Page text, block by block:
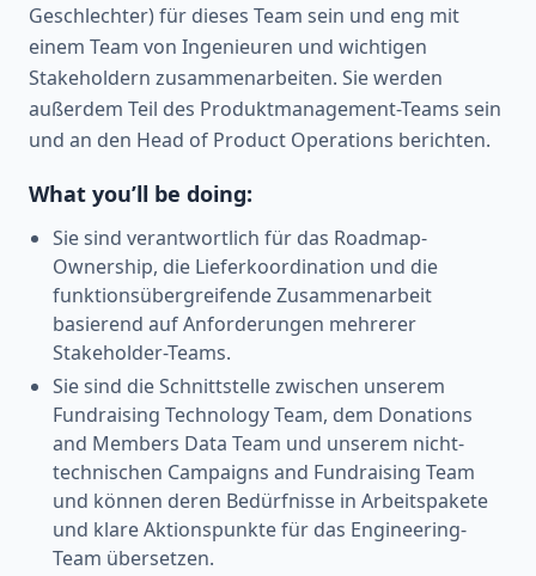
Geschlechter) für dieses Team sein und eng mit
einem Team von Ingenieuren und wichtigen
Stakeholdern zusammenarbeiten. Sie werden
außerdem Teil des Produktmanagement-Teams sein
und an den Head of Product Operations berichten.
What you’ll be doing:
Sie sind verantwortlich für das Roadmap-
Ownership, die Lieferkoordination und die
funktionsübergreifende Zusammenarbeit
basierend auf Anforderungen mehrerer
Stakeholder-Teams.
Sie sind die Schnittstelle zwischen unserem
Fundraising Technology Team, dem Donations
and Members Data Team und unserem nicht-
technischen Campaigns and Fundraising Team
und können deren Bedürfnisse in Arbeitspakete
und klare Aktionspunkte für das Engineering-
Team übersetzen.